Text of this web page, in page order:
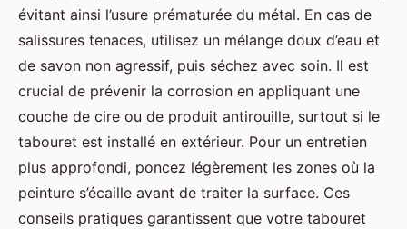
évitant ainsi l’usure prématurée du métal. En cas de
salissures tenaces, utilisez un mélange doux d’eau et
de savon non agressif, puis séchez avec soin. Il est
crucial de prévenir la corrosion en appliquant une
couche de cire ou de produit antirouille, surtout si le
tabouret est installé en extérieur. Pour un entretien
plus approfondi, poncez légèrement les zones où la
peinture s’écaille avant de traiter la surface. Ces
conseils pratiques garantissent que votre tabouret